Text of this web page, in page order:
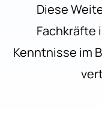
Diese
Fachkräfte
Kenntnisse im